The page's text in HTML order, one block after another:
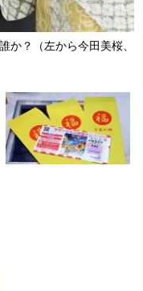
か？（左から今田美桜、